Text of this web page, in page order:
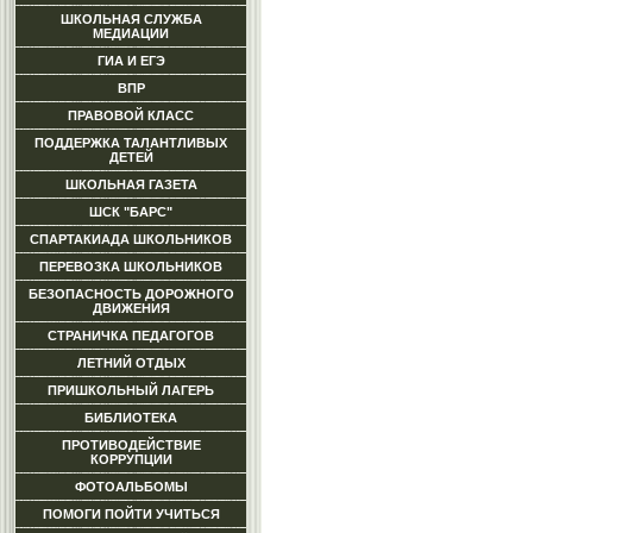
ШКОЛЬНАЯ СЛУЖБА
МЕДИАЦИИ
ГИА И ЕГЭ
ВПР
ПРАВОВОЙ КЛАСС
ПОДДЕРЖКА ТАЛАНТЛИВЫХ
ДЕТЕЙ
ШКОЛЬНАЯ ГАЗЕТА
ШСК "БАРС"
СПАРТАКИАДА ШКОЛЬНИКОВ
ПЕРЕВОЗКА ШКОЛЬНИКОВ
БЕЗОПАСНОСТЬ ДОРОЖНОГО
ДВИЖЕНИЯ
СТРАНИЧКА ПЕДАГОГОВ
ЛЕТНИЙ ОТДЫХ
ПРИШКОЛЬНЫЙ ЛАГЕРЬ
БИБЛИОТЕКА
ПРОТИВОДЕЙСТВИЕ
КОРРУПЦИИ
ФОТОАЛЬБОМЫ
ПОМОГИ ПОЙТИ УЧИТЬСЯ